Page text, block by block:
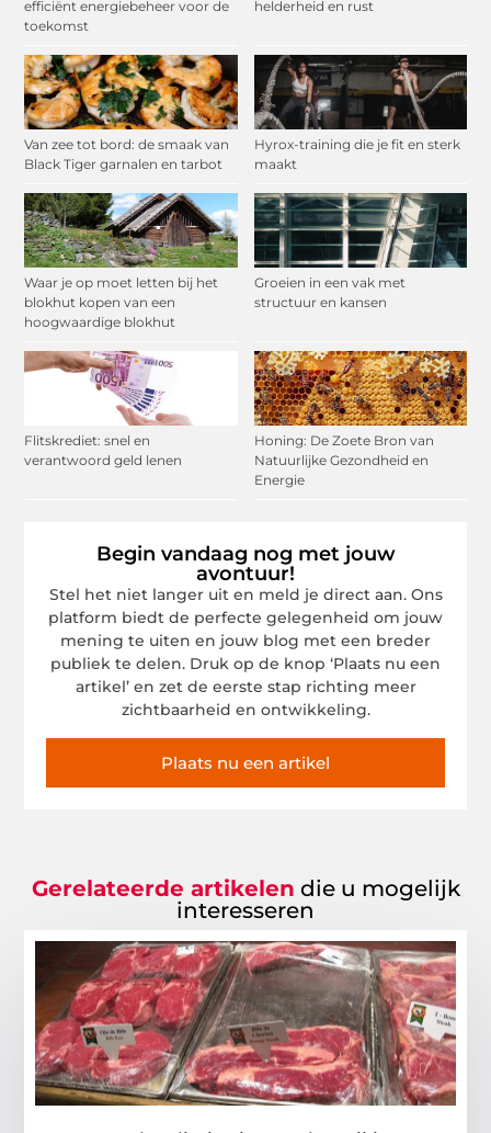
efficiënt energiebeheer voor de
toekomst
helderheid en rust
Van zee tot bord: de smaak van
Black Tiger garnalen en tarbot
Hyrox-training die je fit en sterk
maakt
Waar je op moet letten bij het
blokhut kopen van een
hoogwaardige blokhut
Groeien in een vak met
structuur en kansen
Flitskrediet: snel en
verantwoord geld lenen
Honing: De Zoete Bron van
Natuurlijke Gezondheid en
Energie
Begin vandaag nog met jouw
avontuur!
Stel het niet langer uit en meld je direct aan. Ons
platform biedt de perfecte gelegenheid om jouw
mening te uiten en jouw blog met een breder
publiek te delen. Druk op de knop ‘Plaats nu een
artikel’ en zet de eerste stap richting meer
zichtbaarheid en ontwikkeling.
Plaats nu een artikel
Gerelateerde artikelen die u mogelijk
interesseren